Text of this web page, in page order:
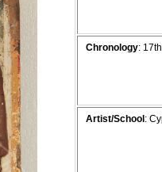
Chronology:
Artist/School :